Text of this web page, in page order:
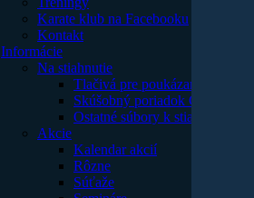
Karate klub na Facebooku
Kontakt
Informácie
Na stiahnutie
Tlačivá pre poukázanie 2% dane
Skúšobný poriadok Goju ryu
Ostatné súbory k stiahnutiu
Akcie
Kalendar akcií
Rôzne
Súťaže